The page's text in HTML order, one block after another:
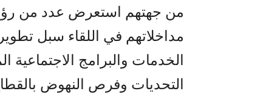
من جهتهم استعرض عدد من
مداخلاتهم في اللقاء سبل
الخدمات والبرامج
التحديات وفرص النهوض